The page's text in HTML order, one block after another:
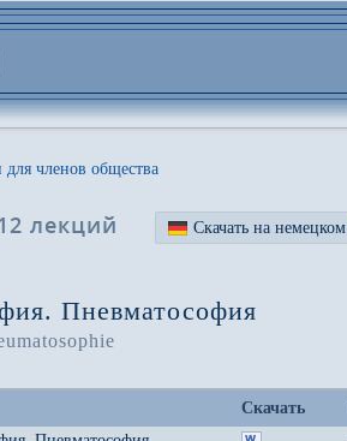
членов общества
лекций Скачать на немецком
Пневматософия
Скачать